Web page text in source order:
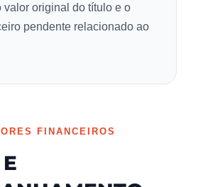
valor original do título e o
pendente relacionado ao
FINANCEIROS